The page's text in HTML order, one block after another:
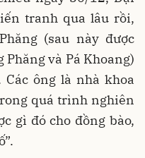
tranh qua lâu rồi,
(sau này được
và Pá Khoang)
ông là nhà khoa
quá trình nghiên
gì đó cho đồng bào,